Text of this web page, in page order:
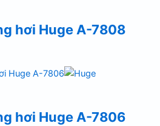
hơi Huge A-7808
hơi Huge A-7806